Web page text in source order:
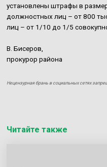
установлены штрафы в
должностных лиц – от 800
лиц – от 1/10 до 1/5
В. Бисеров,
прокурор района
Нецензурная брань в социальных сетях
Читайте также